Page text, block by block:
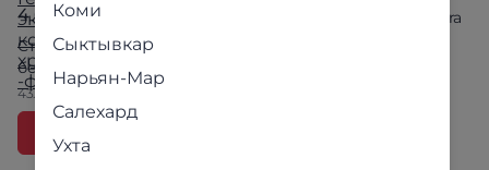
4 690 ₽
Стул Герцог экокожа
бежевый/хром
43.5×96×60.5 см В наличии 10 шт.
Стул Валенсия велюр Ultra
Коми
Сыктывкар
Нарьян-Мар
Салехард
Ухта